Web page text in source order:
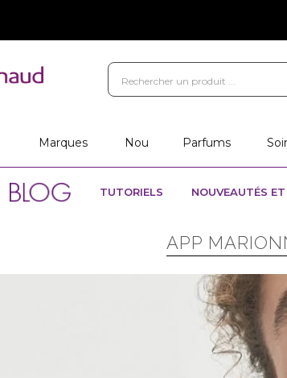
Marques Nou Parfums
TUTORIELS NOUVEAUTÉS
APP